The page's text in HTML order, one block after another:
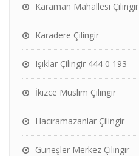
Karaman Mahallesi Çilingir
Karadere Çilingir
Işıklar Çilingir 444 0 193
İkizce Müslim Çilingir
Hacıramazanlar Çilingir
Güneşler Merkez Çilingir